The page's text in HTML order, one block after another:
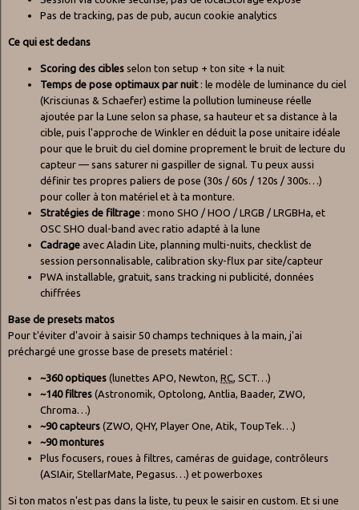
Pas de tracking, pas de pub, aucun cookie analytics
Ce qui est dedans
Scoring des cibles selon ton setup + ton site + la nuit
Temps de pose optimaux par nuit: le modèle de luminance du ciel
(Krisciunas & Schaefer) estime la pollution lumineuse réelle
ajoutée par la Lune selon sa phase, sa hauteur et sa distance à la
cible, puis l'approche de Winkler en déduit la pose unitaire idéale
pour que le bruit du ciel domine proprement le bruit de lecture du
capteur — sans saturer ni gaspiller de signal. Tu peux aussi
définir tes propres paliers de pose (30s / 60s / 120s / 300s…)
pour coller à ton matériel et à ta monture.
Stratégies de filtrage : mono SHO / HOO / LRGB / LRGBHa, et
OSC SHO dual-band avec ratio adapté à la lune
Cadrage avec Aladin Lite, planning multi-nuits, checklist de
session personnalisable, calibration sky-flux par site/capteur
PWA installable, gratuit, sans tracking ni publicité, données
chiffrées
Base de presets matos
Pour t'éviter d'avoir à saisir 50 champs techniques à la main, j'ai
préchargé une grosse base de presets matériel :
~360 optiques (lunettes APO, Newton, RC, SCT…)
~140 filtres (Astronomik, Optolong, Antlia, Baader, ZWO,
Chroma…)
~90 capteurs (ZWO, QHY, Player One, Atik, ToupTek…)
~90 montures
Plus focusers, roues à filtres, caméras de guidage, contrôleurs
(ASIAir, StellarMate, Pegasus…) et powerboxes
Si ton matos n'est pas dans la liste, tu peux le saisir en custom. Et si une